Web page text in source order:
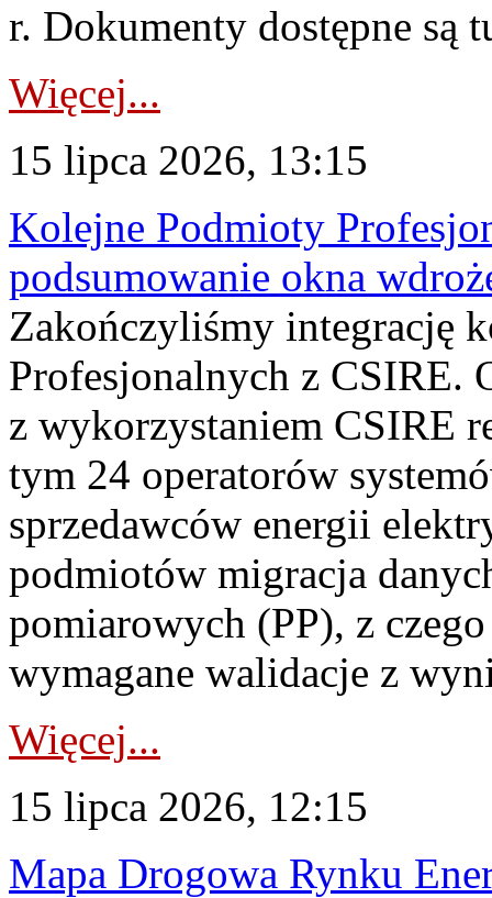
r. Dokumenty dostępne są
Więcej...
15 lipca 2026, 13:15
Kolejne Podmioty
podsumowanie okna
Zakończyliśmy integrację
Profesjonalnych z CSIRE.
z wykorzystaniem CSIRE
tym 24 operatorów
sprzedawców energii
podmiotów migracja
pomiarowych (PP), z
wymagane walidacje z
Więcej...
15 lipca 2026, 12:15
Mapa Drogowa Rynku